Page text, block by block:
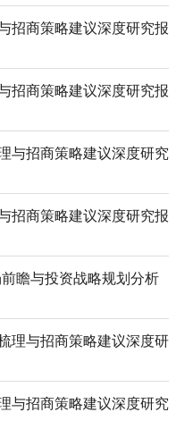
招商策略建议深度研究报
招商策略建议深度研究报
与招商策略建议深度研究
招商策略建议深度研究报
瞻与投资战略规划分析
理与招商策略建议深度研
与招商策略建议深度研究